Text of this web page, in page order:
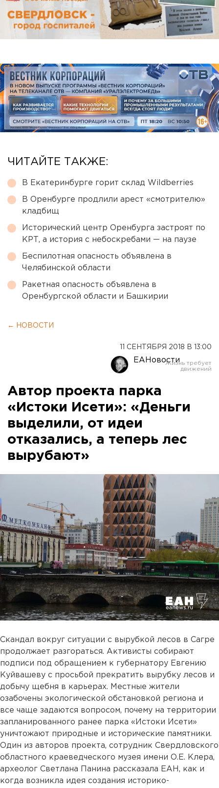
ЧИТАЙТЕ ТАКЖЕ:
В Екатеринбурге горит склад Wildberries
В Оренбурге продлили арест «смотрителю»
кладбищ
Исторический центр Оренбурга застроят по
КРТ, а история с небоскребами — на паузе
Беспилотная опасность объявлена в
Челябинской области
Ракетная опасность объявлена в
Оренбургской области и Башкирии
← НОВОСТИ
11 СЕНТЯБРЯ 2018 В 13:00
ЕАНовости
Автор проекта парка
«Истоки Исети»: «Деньги
выделили, от идеи
отказались, а теперь лес
вырубают»
Скандал вокруг ситуации с вырубкой лесов в Сагре
продолжает разгораться. Активисты собирают
подписи под обращением к губернатору Евгению
Куйвашеву с просьбой прекратить вырубку лесов и
добычу щебня в карьерах. Местные жители
озабочены экологической обстановкой региона и
все чаще задаются вопросом, почему на территории
запланированного ранее парка «Истоки Исети»
уничтожают природные и исторические памятники.
Один из авторов проекта, сотрудник Свердловского
областного краеведческого музея имени О.Е. Клера,
археолог Светлана Панина рассказала ЕАН, как и
когда возникла идея создания историко-